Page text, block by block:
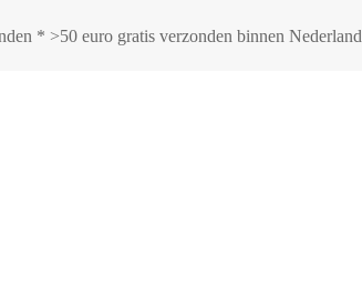
* >50 euro gratis verzonden binnen Nederland